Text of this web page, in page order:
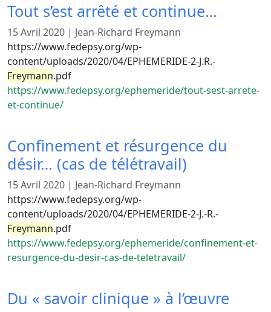
Tout s’est arrêté et continue…
15 Avril 2020 | Jean-Richard Freymann
https://www.fedepsy.org/wp-
content/uploads/2020/04/EPHEMERIDE-2-J.R.-
Freymann.pdf
https://www.fedepsy.org/ephemeride/tout-sest-arrete-
et-continue/
Confinement et résurgence du
désir… (cas de télétravail)
15 Avril 2020 | Jean-Richard Freymann
https://www.fedepsy.org/wp-
content/uploads/2020/04/EPHEMERIDE-2-J.-R.-
Freymann.pdf
https://www.fedepsy.org/ephemeride/confinement-et-
resurgence-du-desir-cas-de-teletravail/
Du « savoir clinique » à l’œuvre